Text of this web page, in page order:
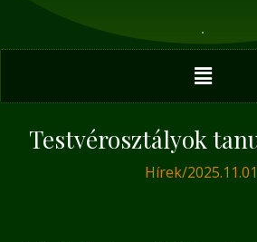
Menu
Testvérosztályok
Hírek/